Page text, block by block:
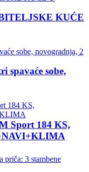
KUĆE
spavaće sobe,
Sport 184 KS,